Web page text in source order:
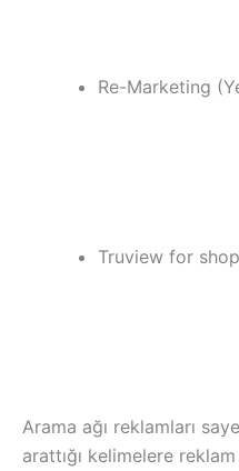
Re-Marketing
Truview for
Arama ağı reklamları
arattığı kelimelere